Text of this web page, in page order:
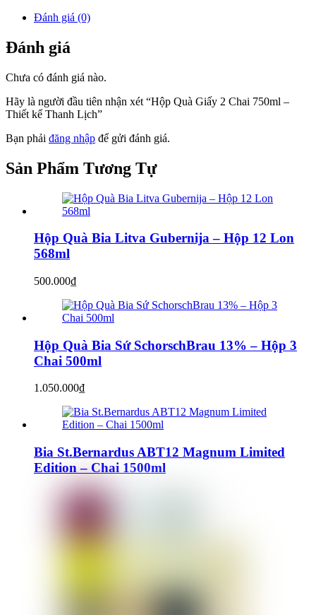
Đánh giá (0)
Đánh giá
Chưa có đánh giá nào.
Hãy là người đầu tiên nhận xét “Hộp Quà Giấy 2 Chai 750ml –
Thiết kế Thanh Lịch”
Bạn phải đăng nhập để gửi đánh giá.
Sản Phẩm Tương Tự
Hộp Quà Bia Litva Gubernija – Hộp 12 Lon
568ml
500.000₫
Hộp Quà Bia Sứ SchorschBrau 13% – Hộp 3
Chai 500ml
1.050.000₫
Bia St.Bernardus ABT12 Magnum Limited
Edition – Chai 1500ml